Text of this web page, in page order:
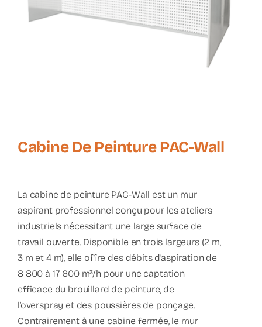
Cabine De Peinture PAC-Wall
La cabine de peinture PAC-Wall est un mur
aspirant professionnel conçu pour les ateliers
industriels nécessitant une large surface de
travail ouverte. Disponible en trois largeurs (2 m,
3 m et 4 m), elle offre des débits d’aspiration de
8 800 à 17 600 m³/h pour une captation
efficace du brouillard de peinture, de
l’overspray et des poussières de ponçage.
Contrairement à une cabine fermée, le mur